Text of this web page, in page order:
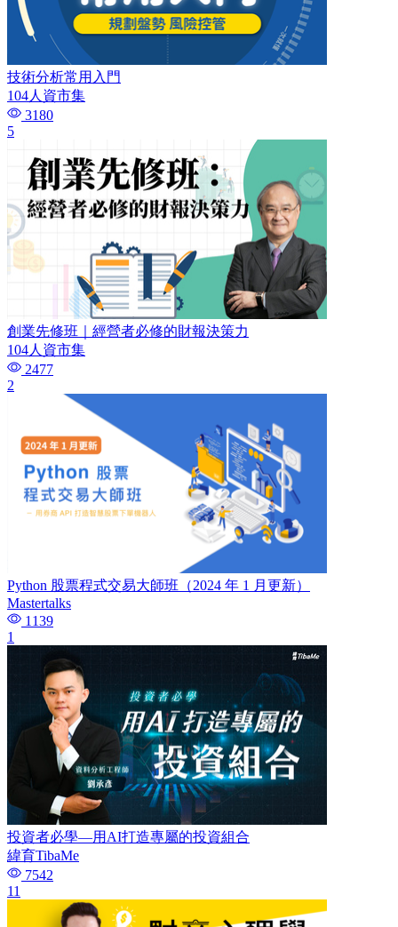
技術分析常用入門
104人資市集
3180
5
創業先修班｜經營者必修的財報決策力
104人資市集
2477
2
Python 股票程式交易大師班（2024 年 1 月更新）
Mastertalks
1139
1
投資者必學—用AI打造專屬的投資組合
緯育TibaMe
7542
11